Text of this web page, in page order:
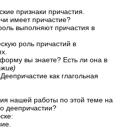
признаки причастия.
имеет причастие?
выполняют причастия в
роль причастий в
вы знаете? Есть ли она в
как глагольная
нашей работы по этой теме на
деепричастии?